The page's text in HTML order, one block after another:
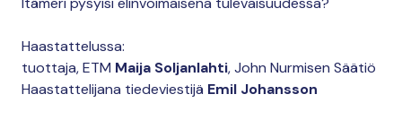
Haastattelussa:
tuottaja, ETM Maija Soljanlahti, John Nurmisen Säätiö
Haastattelijana tiedeviestijä Emil Johansson